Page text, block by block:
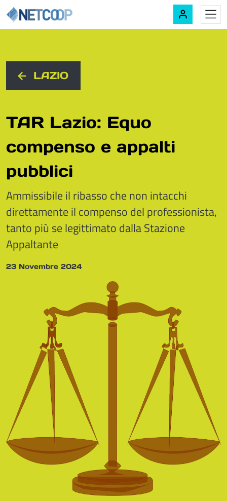
Navigazione principale
LAZIO
TAR Lazio: Equo
compenso e appalti
pubblici
Ammissibile il ribasso che non intacchi
direttamente il compenso del professionista,
tanto più se legittimato dalla Stazione
Appaltante
23 Novembre 2024